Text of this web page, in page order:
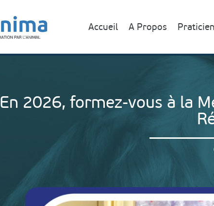
Accueil A Propos Praticien
En 2026, formez-vous à la